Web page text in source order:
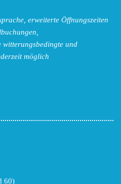
erweiterte Öffnungszeiten
witterungsbedingte und
möglich
60)